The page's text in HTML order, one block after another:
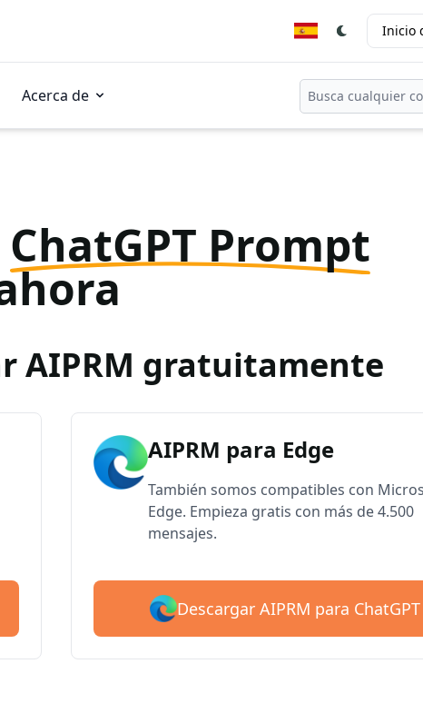
Inicio
Acerca de
ChatGPT Prompt
AIPRM gratuitamente
AIPRM para Edge
También somos compatibles con
Edge. Empieza gratis con más de 4.500
mensajes.
Descargar AIPRM para ChatGPT